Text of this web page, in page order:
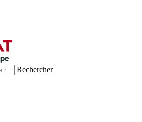
Rechercher